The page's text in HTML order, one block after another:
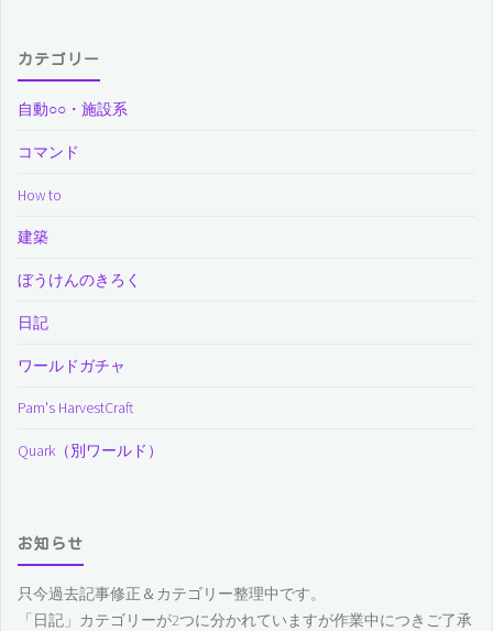
カテゴリー
自動○○・施設系
コマンド
How to
建築
ぼうけんのきろく
日記
ワールドガチャ
Pam's HarvestCraft
Quark（別ワールド）
お知らせ
只今過去記事修正＆カテゴリー整理中です。
「日記」カテゴリーが2つに分かれていますが作業中につきご了承